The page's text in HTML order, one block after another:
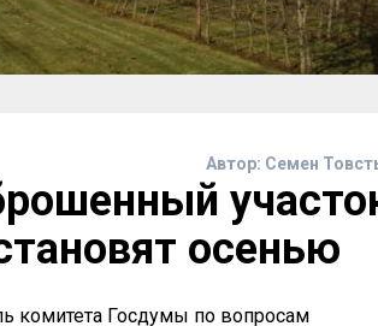
Автор: Семен
осенью
комитета Госдумы по вопросам